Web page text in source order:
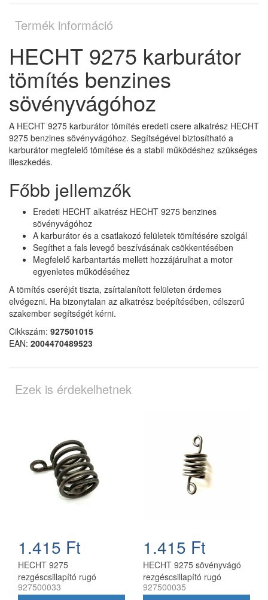
Termék információ
HECHT 9275 karburátor
tömítés benzines
sövényvágóhoz
A HECHT 9275 karburátor tömítés eredeti csere alkatrész HECHT
9275 benzines sövényvágóhoz. Segítségével biztosítható a
karburátor megfelelő tömítése és a stabil működéshez szükséges
illeszkedés.
Főbb jellemzők
Eredeti HECHT alkatrész HECHT 9275 benzines
sövényvágóhoz
A karburátor és a csatlakozó felületek tömítésére szolgál
Segíthet a fals levegő beszívásának csökkentésében
Megfelelő karbantartás mellett hozzájárulhat a motor
egyenletes működéséhez
A tömítés cseréjét tiszta, zsírtalanított felületen érdemes
elvégezni. Ha bizonytalan az alkatrész beépítésében, célszerű
szakember segítségét kérni.
Cikkszám: 927501015
EAN: 2004470489523
Ezek is érdekelhetnek
1.415 Ft
HECHT 9275
rezgéscsillapító rugó
sövényvágóhoz
927500033
1.415 Ft
HECHT 9275 sövényvágó
rezgéscsillapító rugó
927500035